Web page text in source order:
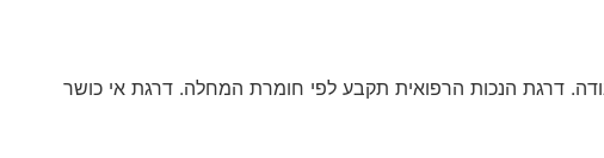
דרגת הנכות הרפואית תקבע לפי חומרת המחלה. דרגת אי כושר